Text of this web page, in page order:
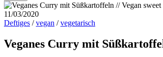
11/03/2020
Deftiges /vegan /vegetarisch
Veganes Curry mit